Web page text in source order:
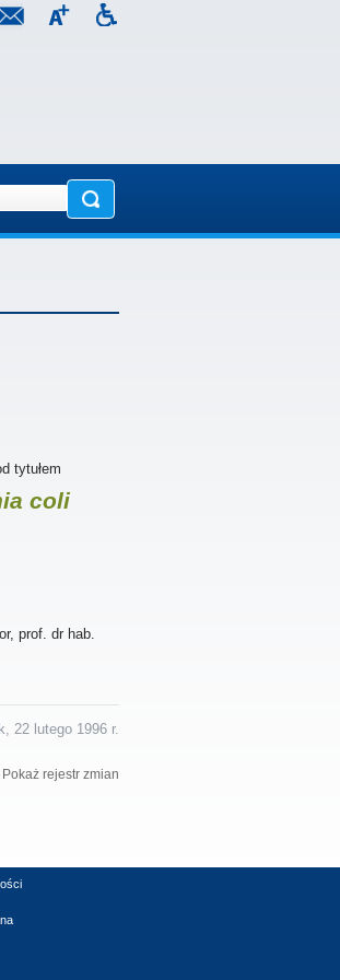
tytułem
coli
prof. dr hab.
22 lutego 1996 r.
Pokaż rejestr zmian